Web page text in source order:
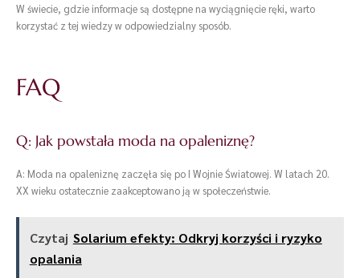
W świecie, gdzie informacje są dostępne na wyciągnięcie ręki, warto
korzystać z tej wiedzy w odpowiedzialny sposób.
FAQ
Q: Jak powstała moda na opaleniznę?
A: Moda na opaleniznę zaczęła się po I Wojnie Światowej. W latach 20.
XX wieku ostatecznie zaakceptowano ją w społeczeństwie.
Czytaj Solarium efekty: Odkryj korzyści i ryzyko
opalania